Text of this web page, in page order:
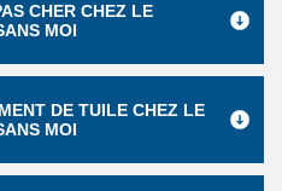
CHER CHEZ LE
MOI
DE TUILE CHEZ LE
MOI